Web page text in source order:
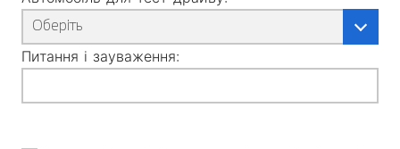
Оберіть
Питання і зауваження: